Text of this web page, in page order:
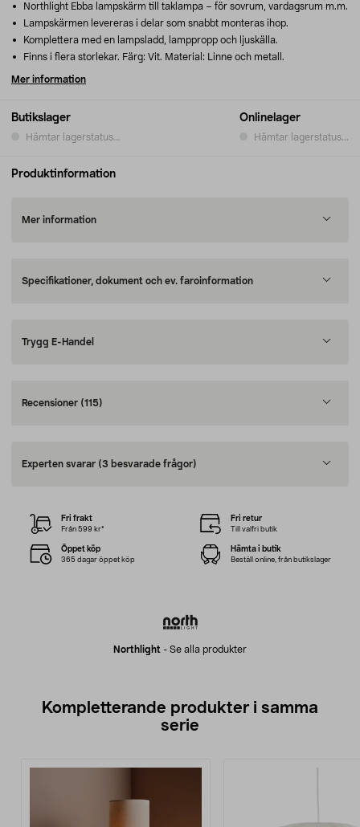
Butikslager
Hämtar lagerstatus...
Onlinelager
Hämtar lagerstatus...
Northlight Ebba lampskärm till taklampa – för sovrum, vardagsrum m.m.
Lampskärmen levereras i delar som snabbt monteras ihop.
Komplettera med en lampsladd, lamppropp och ljuskälla.
Finns i flera storlekar. Färg: Vit. Material: Linne och metall.
Mer information
Produktinformation
Mer information
Specifikationer, dokument och ev. faroinformation
Trygg E-Handel
Recensioner (115)
Experten svarar (3 besvarade frågor)
Northlight - Se alla produkter
Fri frakt
Från 599 kr*
Fri retur
Till valfri butik
Öppet köp
365 dagar öppet köp
Hämta i butik
Beställ online, från butikslager
Kompletterande produkter i samma
serie